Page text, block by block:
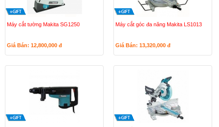
Máy cắt tường Makita SG1250
Giá Bán: 12,800,000 đ
Máy cắt góc đa năng Makita LS1013
Giá Bán: 13,320,000 đ